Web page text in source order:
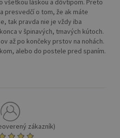
všetkou láskou a dôvtipom. Preto
presvedčí o tom, že ak máte
tak pravda nie je vždy iba
v špinavých, tmavých kútoch.
až po končeky prstov na nohách.
alebo do postele pred spaním.
zákazník)